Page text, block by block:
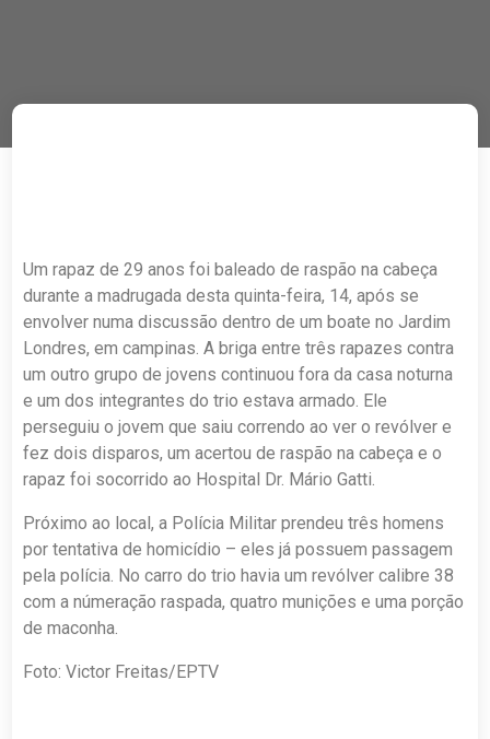
Um rapaz de 29 anos foi baleado de raspão na cabeça
durante a madrugada desta quinta-feira, 14, após se
envolver numa discussão dentro de um boate no Jardim
Londres, em campinas. A briga entre três rapazes contra
um outro grupo de jovens continuou fora da casa noturna
e um dos integrantes do trio estava armado. Ele
perseguiu o jovem que saiu correndo ao ver o revólver e
fez dois disparos, um acertou de raspão na cabeça e o
rapaz foi socorrido ao Hospital Dr. Mário Gatti.
Próximo ao local, a Polícia Militar prendeu três homens
por tentativa de homicídio – eles já possuem passagem
pela polícia. No carro do trio havia um revólver calibre 38
com a númeração raspada, quatro munições e uma porção
de maconha.
Foto: Victor Freitas/EPTV